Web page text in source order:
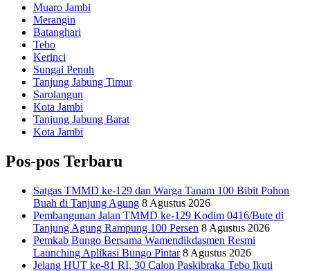
Muaro Jambi
Merangin
Batanghari
Tebo
Kerinci
Sungai Penuh
Tanjung Jabung Timur
Sarolangun
Kota Jambi
Tanjung Jabung Barat
Kota Jambi
Pos-pos Terbaru
Satgas TMMD ke-129 dan Warga Tanam 100 Bibit Pohon
Buah di Tanjung Agung 8 Agustus 2026
Pembangunan Jalan TMMD ke-129 Kodim 0416/Bute di
Tanjung Agung Rampung 100 Persen 8 Agustus 2026
Pemkab Bungo Bersama Wamendikdasmen Resmi
Launching Aplikasi Bungo Pintar 8 Agustus 2026
Jelang HUT ke-81 RI, 30 Calon Paskibraka Tebo Ikuti